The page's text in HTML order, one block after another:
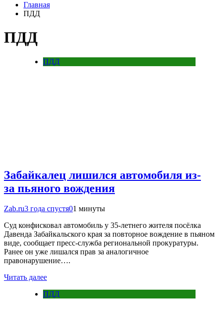
Главная
ПДД
ПДД
ПДД
Забайкалец лишился автомобиля из-
за пьяного вождения
Zab.ru3 года спустя01 минуты
Суд конфисковал автомобиль у 35-летнего жителя посёлка
Давенда Забайкальского края за повторное вождение в пьяном
виде, сообщает пресс-служба региональной прокуратуры.
Ранее он уже лишался прав за аналогичное
правонарушение….
Читать далее
ПДД